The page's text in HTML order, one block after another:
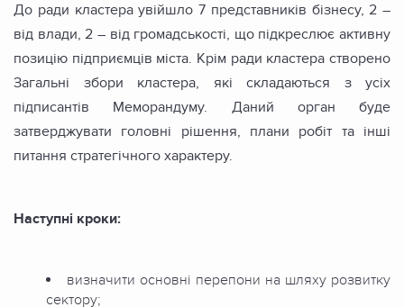
До ради кластера увійшло 7 представників бізнесу, 2 –
від влади, 2 – від громадськості, що підкреслює активну
позицію підприємців міста. Крім ради кластера створено
Загальні збори кластера, які складаються з усіх
підписантів Меморандуму. Даний орган буде
затверджувати головні рішення, плани робіт та інші
питання стратегічного характеру.
Наступні кроки:
визначити основні перепони на шляху розвитку
сектору;